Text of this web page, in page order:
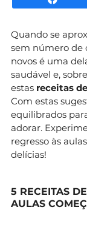
Quando se
sem número de
novos é uma
saudável e,
estas receitas
Com estas
equilibrados
adorar.
regresso às
delícias!
5 RECEITAS
AULAS